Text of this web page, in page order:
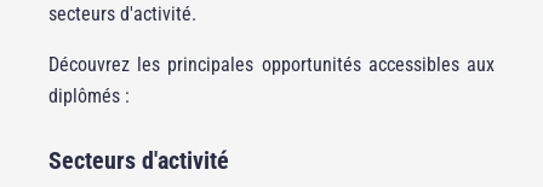
secteurs d'activité.
Découvrez les principales opportunités accessibles aux
diplômés :
Secteurs d'activité